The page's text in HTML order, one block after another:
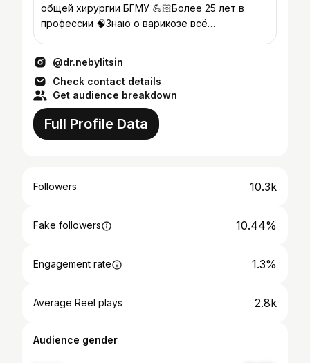
общей хирургии БГМУ 💪🏻Более 25 лет в
профессии 🧠Знаю о варикозе всё
@dr.nebylitsin
Check contact details
Get audience breakdown
Full Profile Data
Followers 10.3k
Fake followers 10.44%
Engagement rate 1.3%
Average Reel plays 2.8k
Audience gender